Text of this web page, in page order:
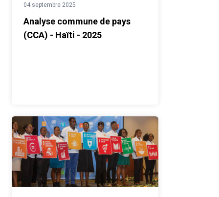
04 septembre 2025
Analyse commune de pays
(CCA) - Haïti - 2025